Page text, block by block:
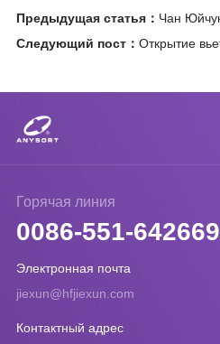
Предыдущая статья： Чан Юйчунь, партийный секретарь и председатель
Следующий пост： Открытие вьетнамского филиала JeXun:
Горячая линия
0086-551-
Электронная почта
jiexun@hfjiexun.com
Контактный адрес